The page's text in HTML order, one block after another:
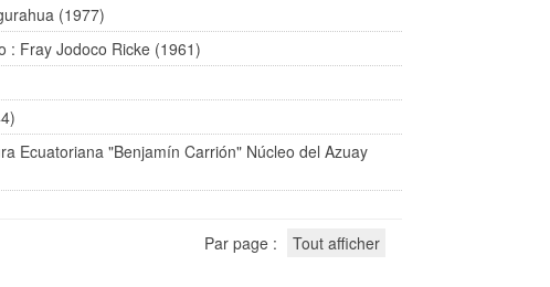
(1977)
: Fray Jodoco Ricke (1961)
Ecuatoriana "Benjamín Carrión" Núcleo del Azuay
Par page : Tout afficher